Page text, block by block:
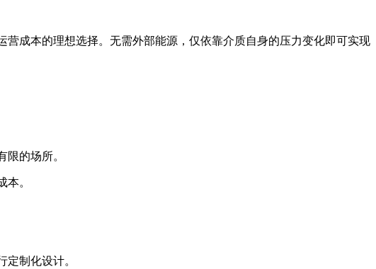
成本的理想选择。无需外部能源，仅依靠介质自身的压力变化即可实现
的场所。
。
制化设计。